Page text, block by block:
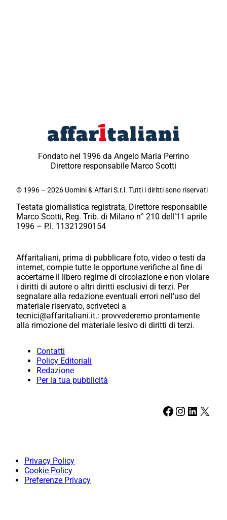
Fondato nel 1996 da Angelo Maria Perrino
Direttore responsabile Marco Scotti
© 1996 – 2026 Uomini & Affari S.r.l. Tutti i diritti sono riservati
Testata giornalistica registrata, Direttore responsabile
Marco Scotti, Reg. Trib. di Milano n° 210 dell’11 aprile
1996 – P.I. 11321290154
Affaritaliani, prima di pubblicare foto, video o testi da
internet, compie tutte le opportune verifiche al fine di
accertarne il libero regime di circolazione e non violare
i diritti di autore o altri diritti esclusivi di terzi. Per
segnalare alla redazione eventuali errori nell’uso del
materiale riservato, scriveteci a
tecnici@affaritaliani.it.: provvederemo prontamente
alla rimozione del materiale lesivo di diritti di terzi.
Contatti
Policy Editoriali
Redazione
Per la tua pubblicità
Facebook Instagram LinkedIn X
Privacy Policy
Cookie Policy
Preferenze Privacy